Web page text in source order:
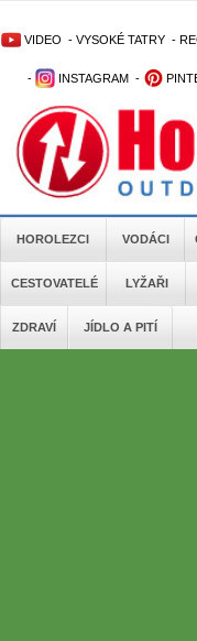
VIDEO - VYSOKÉ TATRY -
- INSTAGRAM -
HOROLEZCI VODÁCI
CESTOVATELÉ LYŽAŘI
ZDRAVÍ JÍDLO A PITÍ